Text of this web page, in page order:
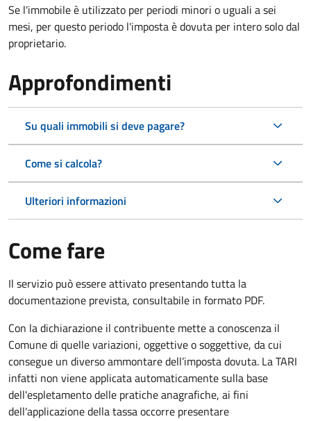
Se l'immobile è utilizzato per periodi minori o uguali a sei
mesi, per questo periodo l'imposta è dovuta per intero solo dal
proprietario.
Approfondimenti
Su quali immobili si deve pagare?
Come si calcola?
Ulteriori informazioni
Come fare
Il servizio può essere attivato presentando tutta la
documentazione prevista, consultabile in formato PDF.
Con la dichiarazione il contribuente mette a conoscenza il
Comune di quelle variazioni, oggettive o soggettive, da cui
consegue un diverso ammontare dell’imposta dovuta. La TARI
infatti non viene applicata automaticamente sulla base
dell'espletamento delle pratiche anagrafiche, ai fini
dell'applicazione della tassa occorre presentare